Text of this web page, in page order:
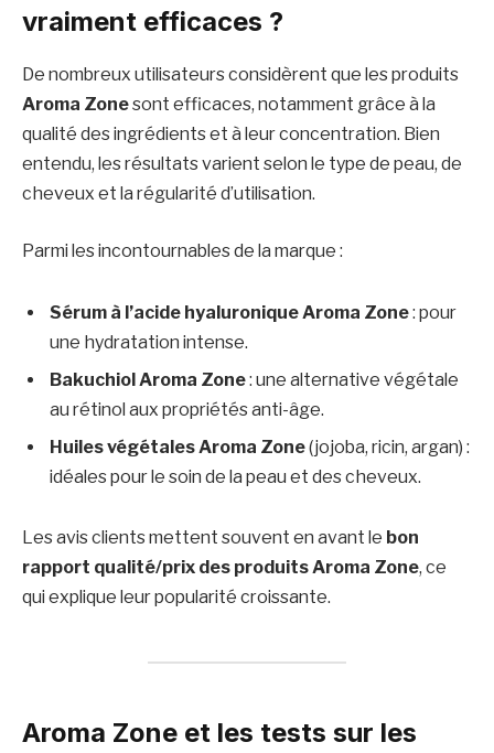
vraiment efficaces ?
De nombreux utilisateurs considèrent que les produits
Aroma Zonesont efficaces, notamment grâce à la
qualité des ingrédients et à leur concentration. Bien
entendu, les résultats varient selon le type de peau, de
cheveux et la régularité d’utilisation.
Parmi les incontournables de la marque :
Sérum à l’acide hyaluronique Aroma Zone: pour
une hydratation intense.
Bakuchiol Aroma Zone: une alternative végétale
au rétinol aux propriétés anti-âge.
Huiles végétales Aroma Zone(jojoba, ricin, argan) :
idéales pour le soin de la peau et des cheveux.
Les avis clients mettent souvent en avant le bon
rapport qualité/prix des produits Aroma Zone, ce
qui explique leur popularité croissante.
Aroma Zone et les tests sur les